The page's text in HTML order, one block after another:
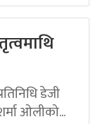
डेजी
ओलीको...